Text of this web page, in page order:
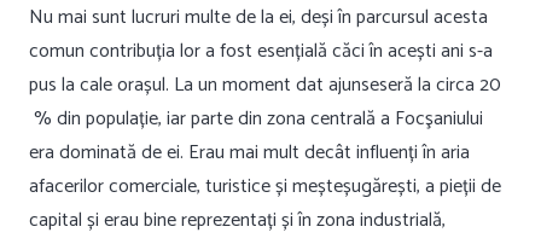
Nu mai sunt lucruri multe de la ei, deși în parcursul acesta
comun contribuția lor a fost esențială căci în acești ani s-a
pus la cale orașul. La un moment dat ajunseseră la circa 20
% din populație, iar parte din zona centrală a Focşaniului
era dominată de ei. Erau mai mult decât influenți în aria
afacerilor comerciale, turistice și meșteșugărești, a pieții de
capital și erau bine reprezentați și în zona industrială,